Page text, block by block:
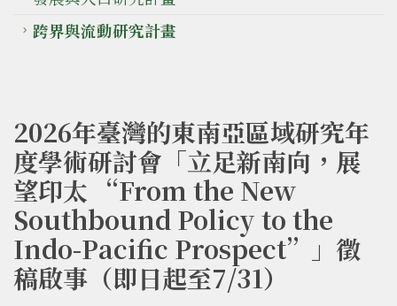
跨界與流動研究計畫
2026年臺灣的東南亞區域研究年
度學術研討會「立足新南向，展
望印太 “From the New
Southbound Policy to the
Indo-Pacific Prospect”」徵
稿啟事（即日起至7/31）